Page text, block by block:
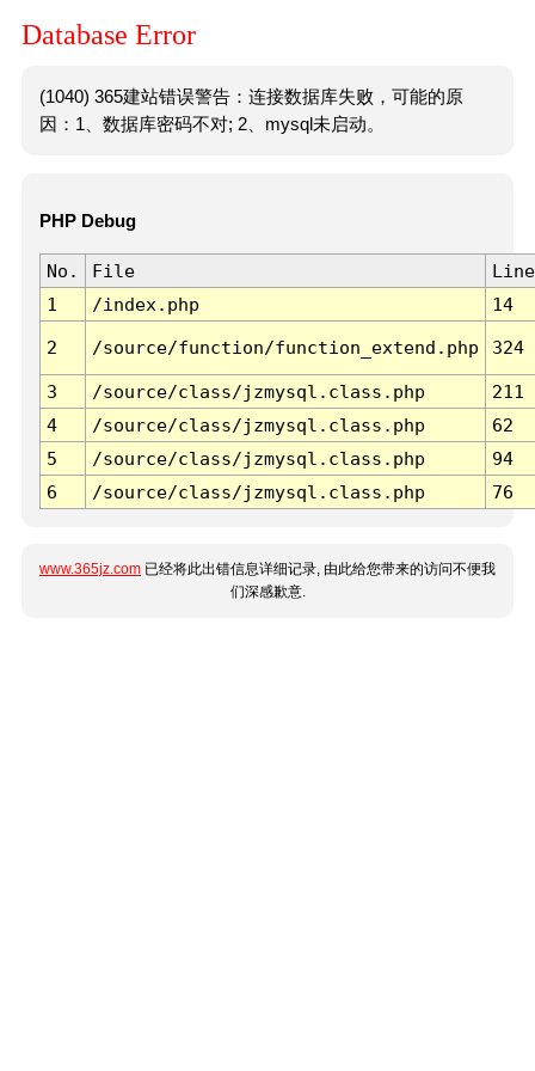
Database Error
(1040) 365建站错误警告：连接数据库失败，可能的原
因：1、数据库密码不对; 2、mysql未启动。
PHP Debug
No. File
Line
1
/index.php 14
2 /source/function/function_extend.php 324
3 /source/class/jzmysql.class.php
211
4
/source/class/jzmysql.class.php
62
5
/source/class/jzmysql.class.php
94
6
/source/class/jzmysql.class.php 76
www.365jz.com 已经将此出错信息详细记录, 由此给您带来的访问不便我
们深感歉意.